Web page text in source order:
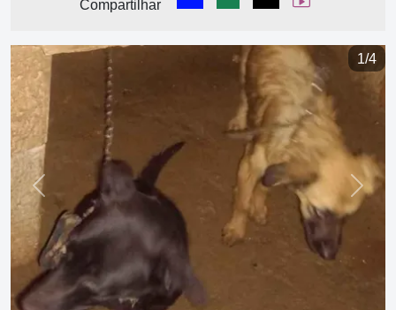
Compartilhar
1/4
Previous Next